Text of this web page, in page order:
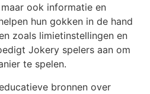
ook informatie en
hun gokken in de hand
zoals limietinstellingen en
Jokery spelers aan om
te spelen.
bronnen over